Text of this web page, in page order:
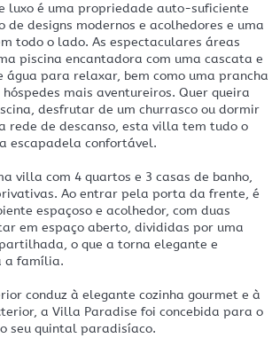
luxo é uma propriedade auto-suficiente
de designs modernos e acolhedores e uma
todo o lado. As espectaculares áreas
piscina encantadora com uma cascata e
água para relaxar, bem como uma prancha
mais aventureiros. Quer queira
desfrutar de um churrasco ou dormir
rede de descanso, esta villa tem tudo o
escapadela confortável.
villa com 4 quartos e 3 casas de banho,
Ao entrar pela porta da frente, é
espaçoso e acolhedor, com duas
em espaço aberto, divididas por uma
o que a torna elegante e
a família.
conduz à elegante cozinha gourmet e à
a Villa Paradise foi concebida para o
seu quintal paradisíaco.